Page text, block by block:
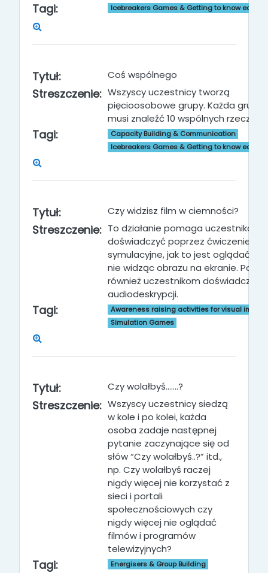
Tagi: Icebreakers Games & Getting to know each
Tytuł: Coś wspólnego
Streszczenie: Wszyscy uczestnicy tworzą
pięcioosobowe grupy. Każda grupa
musi znaleźć 10 wspólnych rzeczy.
Tagi:
Capacity Building & Communication
Icebreakers Games & Getting to know each
Tytuł: Czy widzisz film w ciemności?
Streszczenie: To działanie pomaga uczestnikom
doświadczyć poprzez ćwiczenie
symulacyjne, jak to jest oglądać
nie widząc obrazu na ekranie.
również uczestnikom doświadczyć
audiodeskrypcji.
Tagi:
Awareness raising activities for visual
Simulation Games
Tytuł: Czy wolałbyś.......?
Streszczenie: Wszyscy uczestnicy siedzą
w kole i po kolei, każda
osoba zadaje następnej
pytanie zaczynające się od
słów “Czy wolałbyś..?” itd.,
np. Czy wolałbyś raczej
nigdy więcej nie korzystać z
sieci i portali
społecznościowych czy
nigdy więcej nie oglądać
filmów i programów
telewizyjnych?
Tagi: Energisers & Group Building